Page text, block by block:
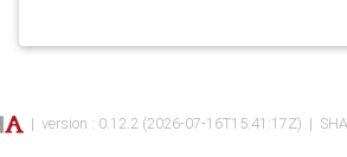
| version : 0.12.2 (2026-07-16T15:41:17Z) |